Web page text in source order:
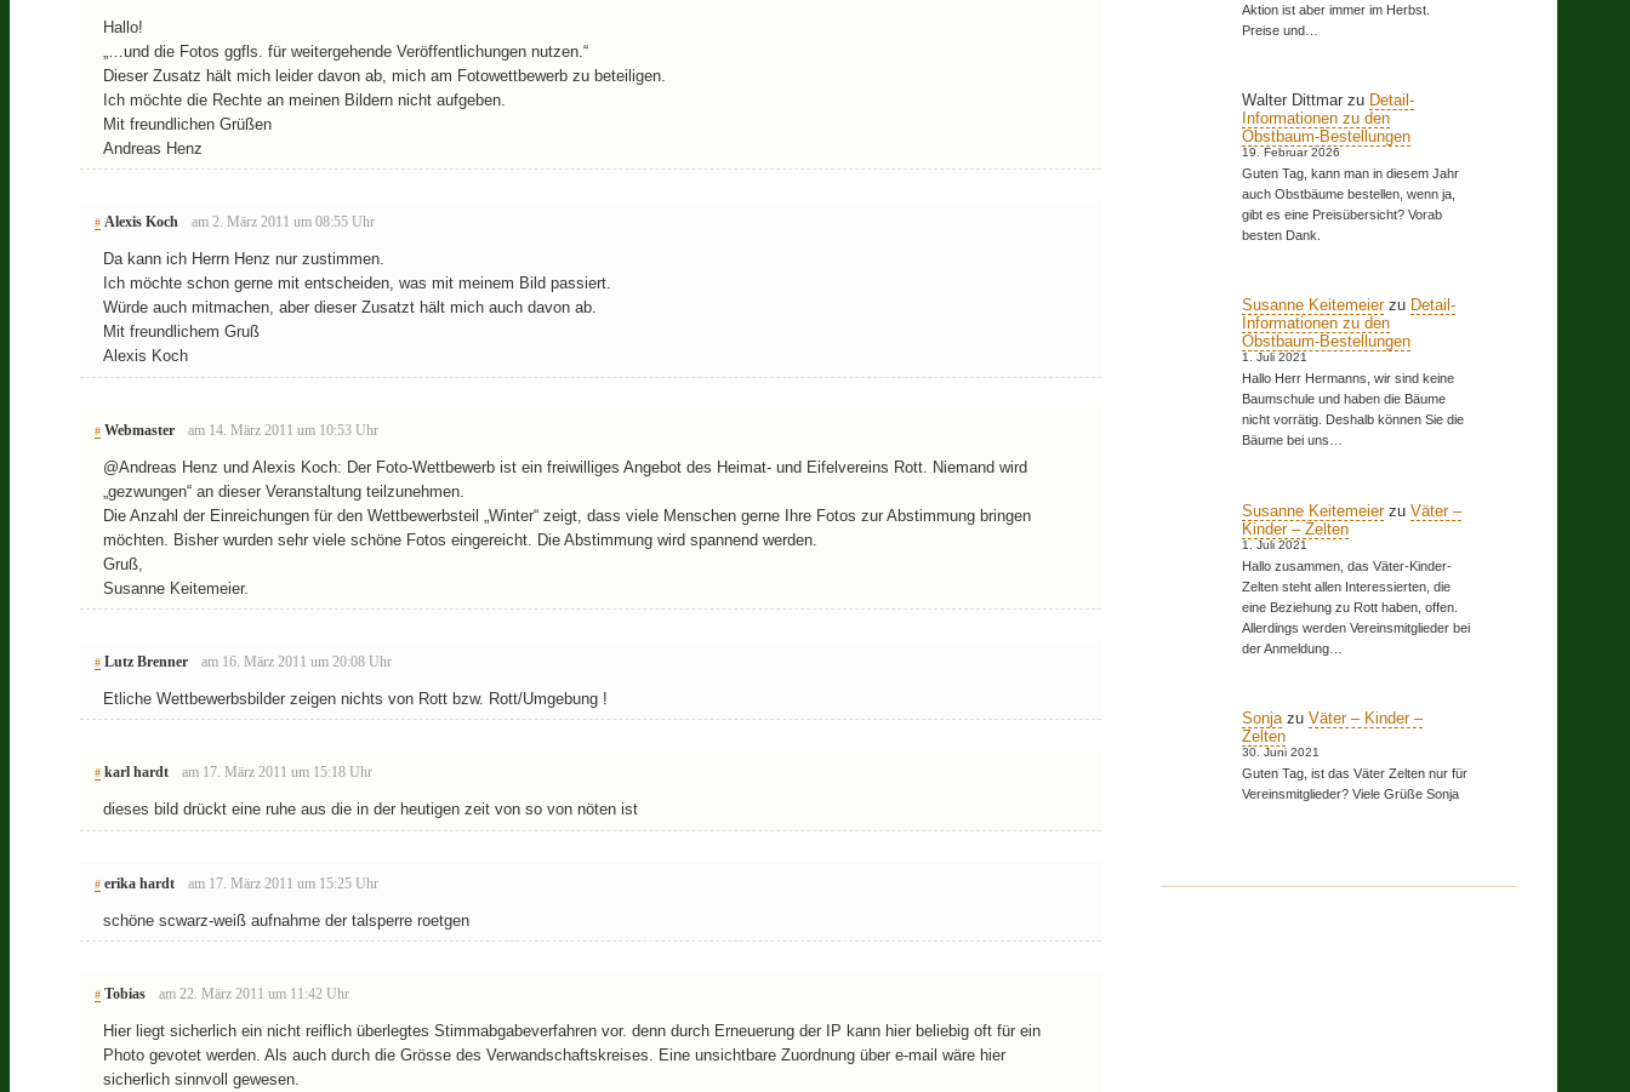
Hallo!
„…und die Fotos ggfls. für weitergehende Veröffentlichungen nutzen.“
Dieser Zusatz hält mich leider davon ab, mich am Fotowettbewerb zu beteiligen.
Ich möchte die Rechte an meinen Bildern nicht aufgeben.
Mit freundlichen Grüßen
Andreas Henz
# Alexis Koch am 2. März 2011 um 08:55 Uhr
Da kann ich Herrn Henz nur zustimmen.
Ich möchte schon gerne mit entscheiden, was mit meinem Bild passiert.
Würde auch mitmachen, aber dieser Zusatzt hält mich auch davon ab.
Mit freundlichem Gruß
Alexis Koch
# Webmaster am 14. März 2011 um 10:53 Uhr
@Andreas Henz und Alexis Koch: Der Foto-Wettbewerb ist ein freiwilliges Angebot des Heimat- und Eifelvereins Rott. Niemand wird
„gezwungen“ an dieser Veranstaltung teilzunehmen.
Die Anzahl der Einreichungen für den Wettbewerbsteil „Winter“ zeigt, dass viele Menschen gerne Ihre Fotos zur Abstimmung bringen
möchten. Bisher wurden sehr viele schöne Fotos eingereicht. Die Abstimmung wird spannend werden.
Gruß,
Susanne Keitemeier.
# Lutz Brenner am 16. März 2011 um 20:08 Uhr
Etliche Wettbewerbsbilder zeigen nichts von Rott bzw. Rott/Umgebung !
# karl hardt am 17. März 2011 um 15:18 Uhr
dieses bild drückt eine ruhe aus die in der heutigen zeit von so von nöten ist
# erika hardt am 17. März 2011 um 15:25 Uhr
schöne scwarz-weiß aufnahme der talsperre roetgen
# Tobias am 22. März 2011 um 11:42 Uhr
Hier liegt sicherlich ein nicht reiflich überlegtes Stimmabgabeverfahren vor. denn durch Erneuerung der IP kann hier beliebig oft für ein
Photo gevotet werden. Als auch durch die Grösse des Verwandschaftskreises. Eine unsichtbare Zuordnung über e-mail wäre hier
sicherlich sinnvoll gewesen.
Aktion ist aber immer im Herbst.
Preise und…
Walter Dittmarzu Detail-
Informationen zu den
Obstbaum-Bestellungen
19. Februar 2026
Guten Tag, kann man in diesem Jahr
auch Obstbäume bestellen, wenn ja,
gibt es eine Preisübersicht? Vorab
besten Dank.
Susanne Keitemeierzu Detail-
Informationen zu den
Obstbaum-Bestellungen
1. Juli 2021
Hallo Herr Hermanns, wir sind keine
Baumschule und haben die Bäume
nicht vorrätig. Deshalb können Sie die
Bäume bei uns…
Susanne Keitemeierzu Väter –
Kinder – Zelten
1. Juli 2021
Hallo zusammen, das Väter-Kinder-
Zelten steht allen Interessierten, die
eine Beziehung zu Rott haben, offen.
Allerdings werden Vereinsmitglieder bei
der Anmeldung…
Sonjazu Väter – Kinder –
Zelten
30. Juni 2021
Guten Tag, ist das Väter Zelten nur für
Vereinsmitglieder? Viele Grüße Sonja